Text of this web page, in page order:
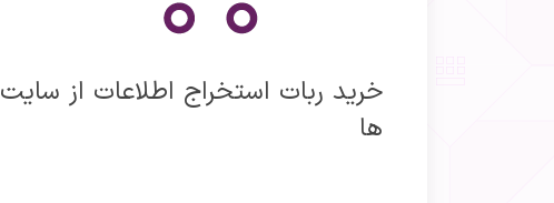
خرید ربات استخراج اطلاعات از سایت
ها